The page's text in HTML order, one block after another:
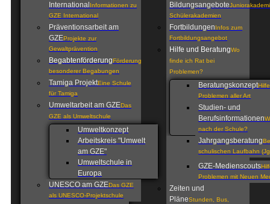
International Informationen zu
GZE International
Präventionsarbeit am
GZEProjekte zur
Gewaltprävention
BegabtenförderungFörderung
besonderer Begabungen
Tamiga ProjektEine Schule
für Tamiga
Umweltarbeit am GZEDas
GZE als Umweltschule
Umweltkonzept
Arbeitskreis "Umwelt
am GZE"
Umweltschule in
Europa
UNESCO am GZEDas GZE
als UNESCO-Projektschule
Bildungsangebote
Schülerakademien
FortbildungenInfos zum
Fortbildungsangebot
Hilfe und BeratungWo
finde ich Rat bei
Problemen?
Beratungskonzept
Problemen aller Art
Studien- und
Berufsinformationen
nach der Schule?
Jahrgangsberatung
schulischen Laufbahn
GZE-Medienscouts
Problemen mit Neuen
Zeiten und
PläneStunden, Bus,